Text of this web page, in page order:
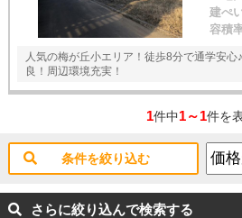
建ぺ
容積
人気の梅が丘小エリア！徒歩8分で通学安心
良！周辺環境充実！
1件中1～1件を
条件を絞り込む
さらに絞り込んで検索する